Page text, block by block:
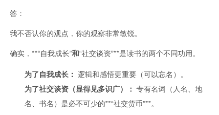
答：
我不否认你的观点，你的观察非常敏锐。
确实，**“自我成长”和“社交谈资”**是读书的两个不同功用。
为了自我成长： 逻辑和感悟更重要（可以忘名）。
为了社交谈资（显得见多识广）： 专有名词（人名、地
名、书名）是必不可少的**“社交货币”**。